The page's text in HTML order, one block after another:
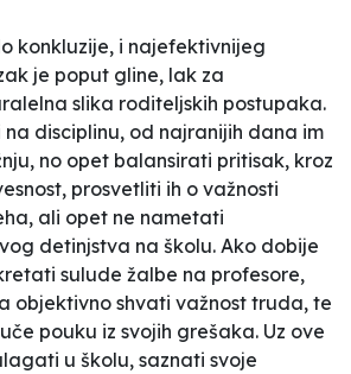
konkluzije, i najefektivnijeg
je poput gline, lak za
slika roditeljskih postupaka.
na disciplinu, od najranijih dana im
no opet balansirati pritisak, kroz
prosvetliti ih o važnosti
ali opet ne nametati
detinjstva na školu. Ako dobije
sulude žalbe na profesore,
objektivno shvati važnost truda, te
pouku iz svojih grešaka. Uz ove
u školu, saznati svoje